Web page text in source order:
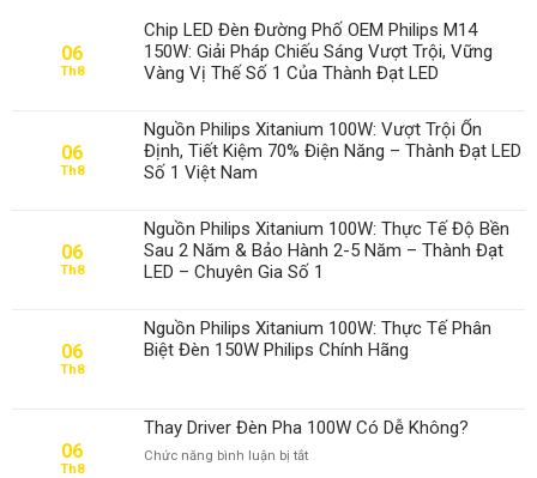
06
Th8
Chip LED Đèn Đường Phố OEM Philips M14
150W: Giải Pháp Chiếu Sáng Vượt Trội, Vững
Vàng Vị Thế Số 1 Của Thành Đạt LED
06
Th8
Nguồn Philips Xitanium 100W: Vượt Trội Ổn
Định, Tiết Kiệm 70% Điện Năng – Thành Đạt LED
Số 1 Việt Nam
06
Th8
Nguồn Philips Xitanium 100W: Thực Tế Độ Bền
Sau 2 Năm & Bảo Hành 2-5 Năm – Thành Đạt
LED – Chuyên Gia Số 1
06
Th8
Nguồn Philips Xitanium 100W: Thực Tế Phân
Biệt Đèn 150W Philips Chính Hãng
06
Th8
Thay Driver Đèn Pha 100W Có Dễ Không?
Chức năng bình luận bị tắtở